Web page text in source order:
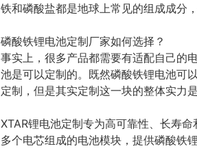
铁和磷酸盐都是地球上常见的组成成分
磷酸铁锂电池定制厂家如何选择？
事实上，很多产品都需要有适配自己的
池是可以定制的。既然磷酸铁锂电池可
定制，但是其实定制这一块的整体实力
XTAR锂电池定制专为高可靠性、长寿
多个电芯组成的电池模块，提供磷酸铁